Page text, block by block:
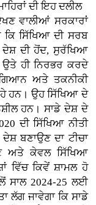
ਦੀ ਇਹ ਦਲੀਲ
ਵਾਲੀਆਂ ਸਰਕਾਰਾਂ
ਸਿੱਖਿਆ ਦੀ ਸਰਬ
ਦੇਸ਼ ਦੀ ਹੋਂਦ, ਸੁਰੱਖਿਆ
ਹੀ ਨਿਰਭਰ ਕਰਦੇ
ਅਤੇ ਤਕਨੀਕੀ
ਹਨ। ਉਹ ਸਿੱਖਿਆ ਦੇ
ਹਨ। ਸਾਡੇ ਦੇਸ਼ ਦੇ
ਦੀ ਸਿੱਖਿਆ ਨੀਤੀ
ਬਣਾਉਣ ਦਾ ਟੀਚਾ
ਅਤੇ ਕੇਵਲ ਸਿੱਖਿਆ
ਵਿੱਚ ਕਿਵੇਂ ਸ਼ਾਮਲ ਹੋ
ਸਾਲ 2024-25 ਲਈ
ਲੱਗ ਜਾਵੇਗਾ ਕਿ ਸਾਡੇ